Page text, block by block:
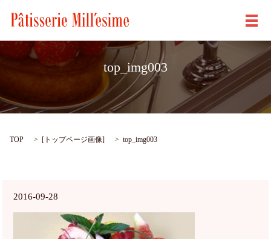
メ
top_img003
TOP [ トップページ画像] top_img003
2016-09-28